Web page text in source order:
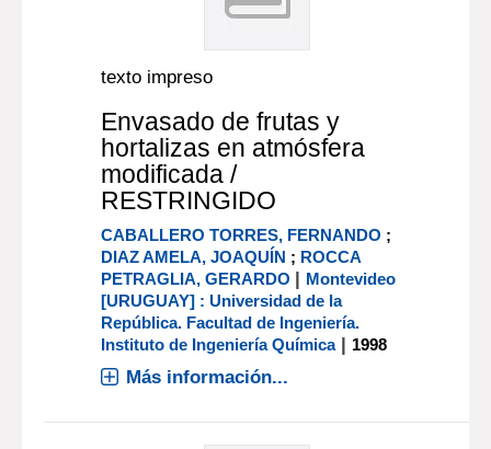
texto impreso
Envasado de frutas y
hortalizas en atmósfera
modificada /
RESTRINGIDO
CABALLERO TORRES, FERNANDO ;
DIAZ AMELA, JOAQUÍN ; ROCCA
PETRAGLIA, GERARDO | Montevideo
[URUGUAY] : Universidad de la
República. Facultad de Ingeniería.
Instituto de Ingeniería Química| 1998
Más información...